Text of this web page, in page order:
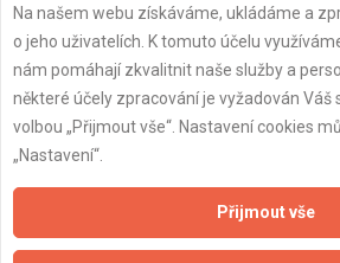
Důležité
Zpracování a ochrana
Zásady pro používání
Obchodní podmínky
Na našem webu získáváme, ukládáme a
o jeho uživatelích. K tomuto účelu
nám pomáhají zkvalitnit naše služby a
některé účely zpracování je vyžadován Váš
volbou „Přijmout vše“. Nastavení cookies
„Nastavení“.
Přijmout vše